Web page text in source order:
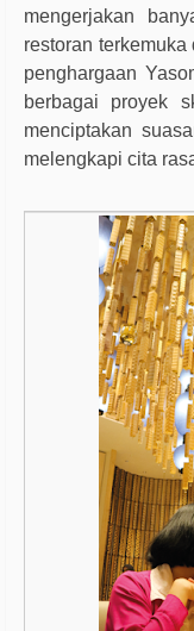
mengerjakan
restoran
penghargaan
berbagai proyek
menciptakan
melengkapi cita